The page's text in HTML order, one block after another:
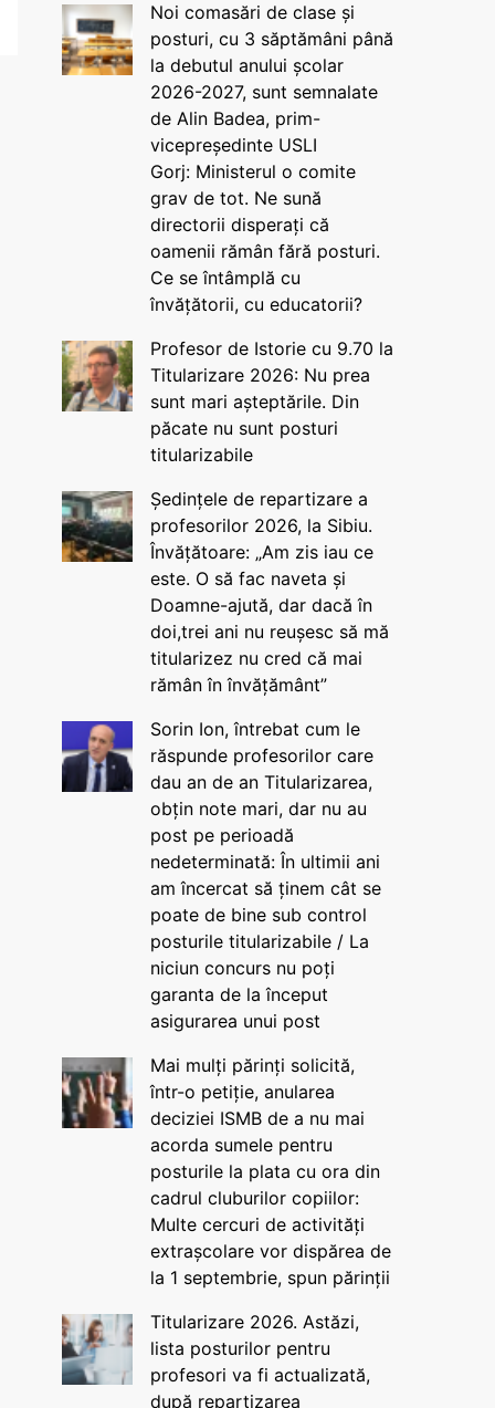
Noi comasări de clase și
posturi, cu 3 săptămâni până
la debutul anului școlar
2026-2027, sunt semnalate
de Alin Badea, prim-
vicepreședinte USLI
Gorj: Ministerul o comite
grav de tot. Ne sună
directorii disperați că
oamenii rămân fără posturi.
Ce se întâmplă cu
învățătorii, cu educatorii?
Profesor de Istorie cu 9.70 la
Titularizare 2026: Nu prea
sunt mari așteptările. Din
păcate nu sunt posturi
titularizabile
Ședințele de repartizare a
profesorilor 2026, la Sibiu.
Învățătoare: „Am zis iau ce
este. O să fac naveta și
Doamne-ajută, dar dacă în
doi,trei ani nu reușesc să mă
titularizez nu cred că mai
rămân în învățământ”
Sorin Ion, întrebat cum le
răspunde profesorilor care
dau an de an Titularizarea,
obțin note mari, dar nu au
post pe perioadă
nedeterminată: În ultimii ani
am încercat să ținem cât se
poate de bine sub control
posturile titularizabile / La
niciun concurs nu poți
garanta de la început
asigurarea unui post
Mai mulți părinți solicită,
într-o petiție, anularea
deciziei ISMB de a nu mai
acorda sumele pentru
posturile la plata cu ora din
cadrul cluburilor copiilor:
Multe cercuri de activități
extrașcolare vor dispărea de
la 1 septembrie, spun părinții
Titularizare 2026. Astăzi,
lista posturilor pentru
profesori va fi actualizată,
după repartizarea